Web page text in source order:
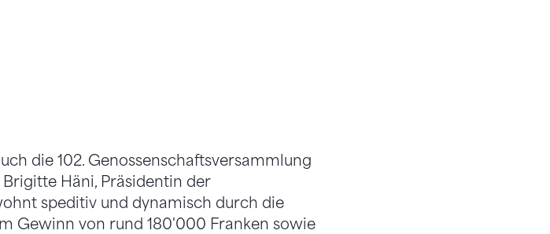
die 102. Genossenschafts­versammlung
Häni, Präsidentin der
speditiv und dynamisch durch die
Gewinn von rund 180'000 Franken sowie